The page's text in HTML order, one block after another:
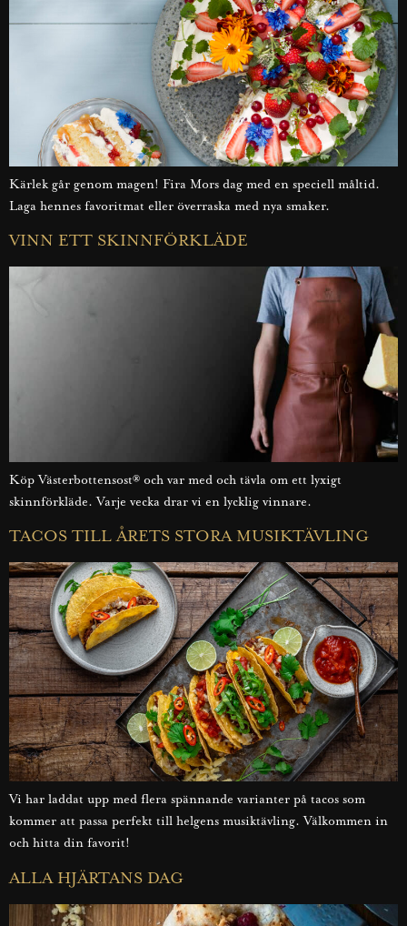
Kärlek går genom magen! Fira Mors dag med en speciell måltid.
Laga hennes favoritmat eller överraska med nya smaker.
VINN ETT SKINNFÖRKLÄDE
Köp Västerbottensost® och var med och tävla om ett lyxigt
skinnförkläde. Varje vecka drar vi en lycklig vinnare.
TACOS TILL ÅRETS STORA MUSIKTÄVLING
Vi har laddat upp med flera spännande varianter på tacos som
kommer att passa perfekt till helgens musiktävling. Välkommen in
och hitta din favorit!
ALLA HJÄRTANS DAG